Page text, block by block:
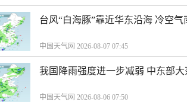
台风“白海豚”靠近华东沿海 冷空
中国天气网 2026-08-07 07:45
我国降雨强度进一步减弱 中东部
中国天气网 2026-08-06 07:50